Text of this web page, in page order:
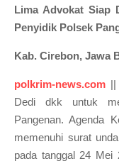
Lima Advokat Siap
Penyidik Polsek
Kab. Cirebon, Jawa
polkrim-news.com ||
Dedi dkk untuk
Pangenan. Agenda
memenuhi surat
pada tanggal 24 Mei